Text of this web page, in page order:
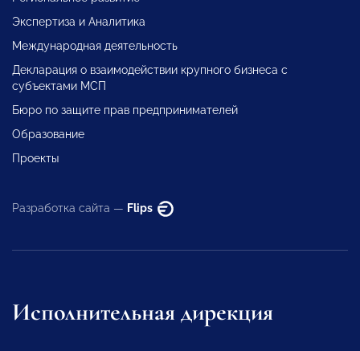
Экспертиза и Аналитика
Международная деятельность
Декларация о взаимодействии крупного бизнеса с
субъектами МСП
Бюро по защите прав предпринимателей
Образование
Проекты
Разработка сайта — Flips
Исполнительная дирекция